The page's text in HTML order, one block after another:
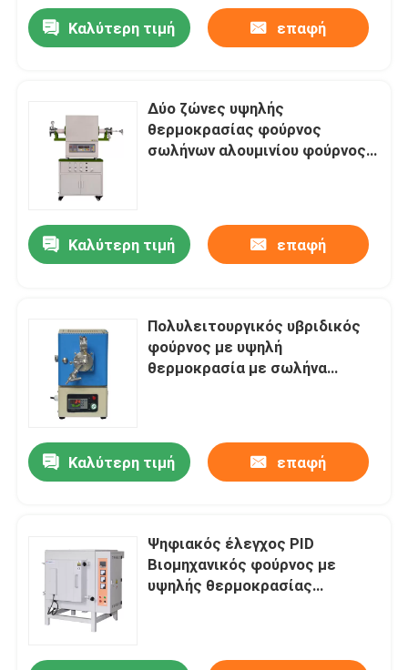
Καλύτερη τιμή επαφή
Δύο ζώνες υψηλής
θερμοκρασίας φούρνος
σωλήνων αλουμινίου φούρνος
Καλύτερη τιμή επαφή
Πολυλειτουργικός υβριδικός
φούρνος με υψηλή
θερμοκρασία με σωλήνα
Καλύτερη τιμή επαφή
Ψηφιακός έλεγχος PID
Βιομηχανικός φούρνος με
υψηλής θερμοκρασίας